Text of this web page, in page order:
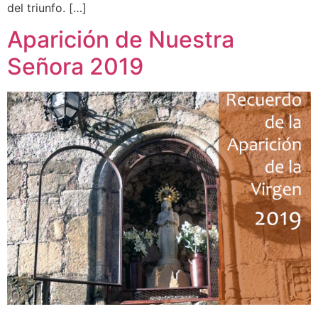
del triunfo. […]
Aparición de Nuestra
Señora 2019